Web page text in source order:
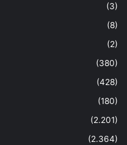
(3)
(8)
(2)
(380)
(428)
(180)
(2.201)
(2.364)